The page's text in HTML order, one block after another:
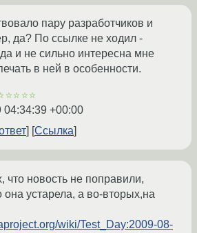
пару разработчиков и
да? По ссылке не ходил -
и не сильно интересна мне
в ней в особенности.
04:34:39 +00:00
Ссылка
что новость не поправили,
она устарела, а во-вторых,на
wiki/Test_Day:2009-08-